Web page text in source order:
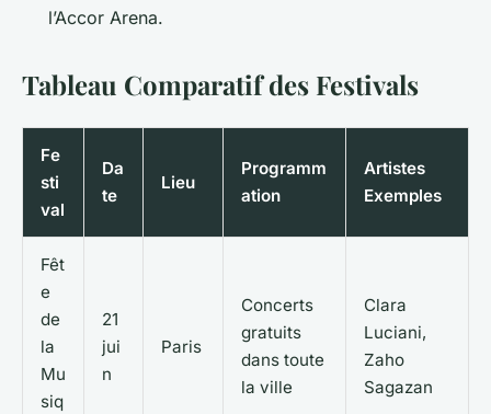
l’Accor Arena.
Tableau Comparatif des Festivals
Fe
sti
val
Da
te
Lieu
Programm
ation
Artistes
Exemples
Fêt
e
de
la
Mu
siq
21
jui
n
Paris
Concerts
gratuits
dans toute
la ville
Clara
Luciani,
Zaho
Sagazan